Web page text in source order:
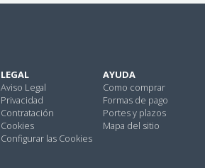
LEGAL
Aviso Legal
Privacidad
Contratación
Cookies
Configurar las Cookies
AYUDA
Como comprar
Formas de pago
Portes y plazos
Mapa del sitio